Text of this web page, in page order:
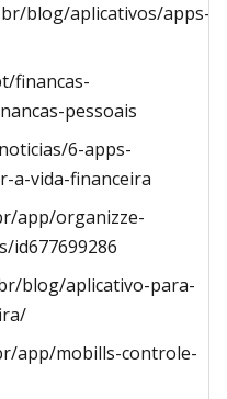
blog/aplicativos/apps-
financas-
pessoais
6-apps-
a-vida-financeira
app/organizze-
id677699286
blog/aplicativo-para-
app/mobills-controle-